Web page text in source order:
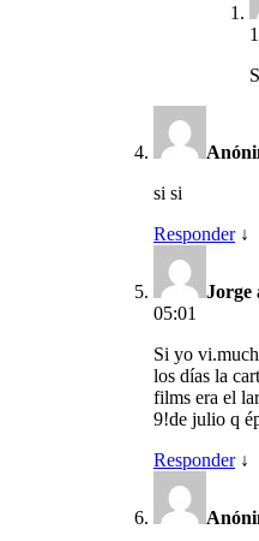
si si
Responder ↓
Jorge
05:01
Si yo
los días la
films era el
9!de julio q
Responder ↓